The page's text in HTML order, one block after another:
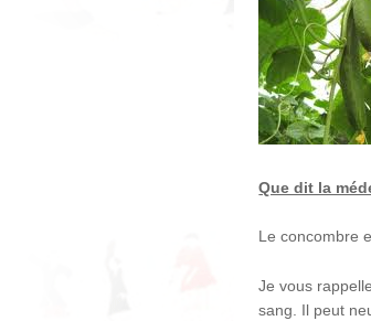
Que dit la
Le concombre
Je vous
sang. Il peut